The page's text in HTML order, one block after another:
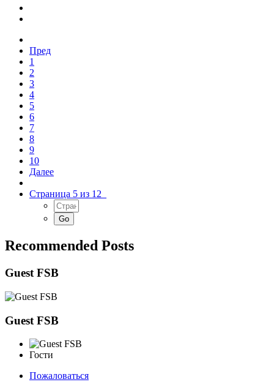
Пред
1
2
3
4
5
6
7
8
9
10
Далее
Страница 5 из 12
Recommended Posts
Guest FSB
Guest FSB
Гости
Пожаловаться